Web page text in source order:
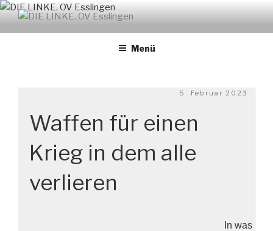
Zum
Inhalt
springenDIE LINKE. OV ESSLINGEN
Menü
Veröffentlicht
5. Februar 2023
Waffen für einen
Krieg in dem alle
verlieren
In was